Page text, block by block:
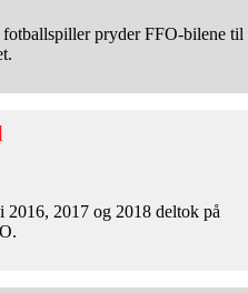
pryder FFO-bilene til
2016, 2017 og 2018 deltok på